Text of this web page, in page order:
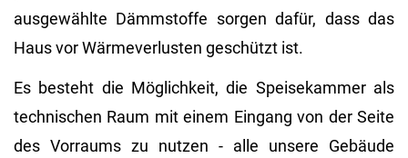
ausgewählte Dämmstoffe sorgen dafür, dass das
Haus vor Wärmeverlusten geschützt ist.
Es besteht die Möglichkeit, die Speisekammer als
technischen Raum mit einem Eingang von der Seite
des Vorraums zu nutzen - alle unsere Gebäude